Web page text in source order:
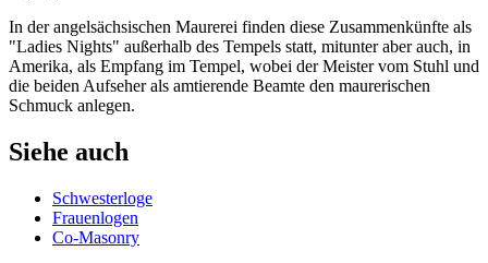
In der angelsächsischen Maurerei finden diese Zusammenkünfte als
"Ladies Nights" außerhalb des Tempels statt, mitunter aber auch, in
Amerika, als Empfang im Tempel, wobei der Meister vom Stuhl und
die beiden Aufseher als amtierende Beamte den maurerischen
Schmuck anlegen.
Siehe auch
Schwesterloge
Frauenlogen
Co-Masonry